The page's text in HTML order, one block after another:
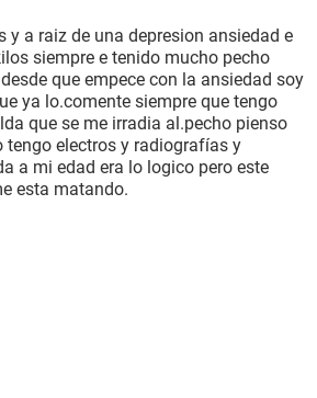
y a raiz de una depresion ansiedad e
siempre e tenido mucho pecho
que empece con la ansiedad soy
ya lo.comente siempre que tengo
que se me irradia al.pecho pienso
tengo electros y radiografías y
a mi edad era lo logico pero este
esta matando.